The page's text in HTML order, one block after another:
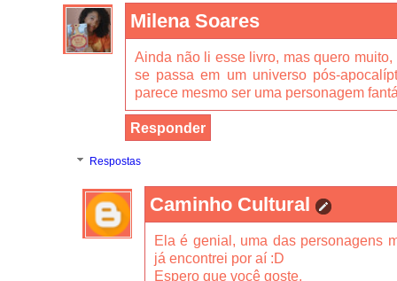
Milena Soares
Ainda não li esse livro, mas quero
se passa em um universo pós-
parece mesmo ser uma personagem
Responder
Respostas
Caminho Cultural
Ela é genial, uma das personagens
já encontrei por aí :D
Espero que você goste.